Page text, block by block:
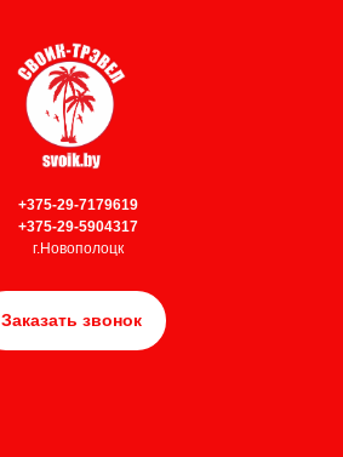
+375-29-7179619
+375-29-5904317
г.Новополоцк
Заказать звонок